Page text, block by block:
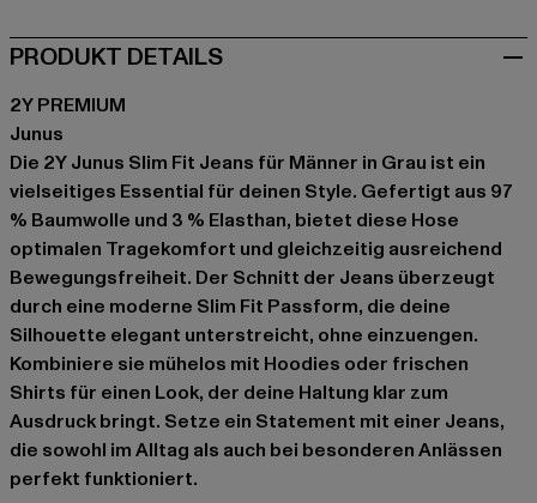
PRODUKT DETAILS
2Y PREMIUM
Junus
Die 2Y Junus Slim Fit Jeans für Männer in Grau ist ein
vielseitiges Essential für deinen Style. Gefertigt aus 97
% Baumwolle und 3 % Elasthan, bietet diese Hose
optimalen Tragekomfort und gleichzeitig ausreichend
Bewegungsfreiheit. Der Schnitt der Jeans überzeugt
durch eine moderne Slim Fit Passform, die deine
Silhouette elegant unterstreicht, ohne einzuengen.
Kombiniere sie mühelos mit Hoodies oder frischen
Shirts für einen Look, der deine Haltung klar zum
Ausdruck bringt. Setze ein Statement mit einer Jeans,
die sowohl im Alltag als auch bei besonderen Anlässen
perfekt funktioniert.